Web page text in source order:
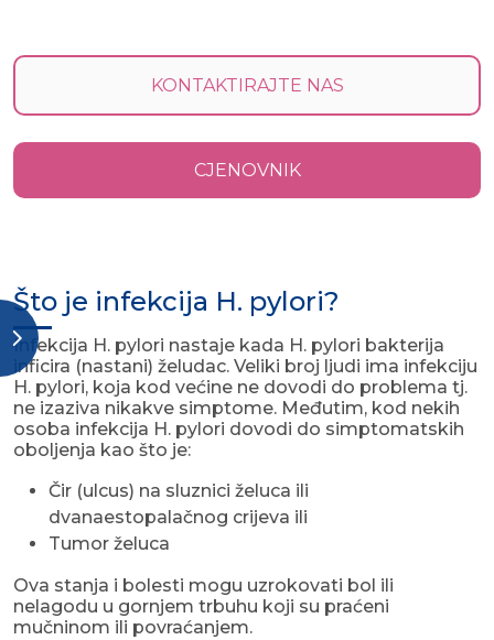
KONTAKTIRAJTE NAS
CJENOVNIK
Što je infekcija H. pylori?
Infekcija H. pylori nastaje kada H. pylori bakterija
inficira (nastani) želudac. Veliki broj ljudi ima infekciju
H. pylori, koja kod većine ne dovodi do problema tj.
ne izaziva nikakve simptome. Međutim, kod nekih
osoba infekcija H. pylori dovodi do simptomatskih
oboljenja kao što je:
Čir (ulcus) na sluznici želuca ili
dvanaestopalačnog crijeva ili
Tumor želuca
Ova stanja i bolesti mogu uzrokovati bol ili
nelagodu u gornjem trbuhu koji su praćeni
mučninom ili povraćanjem.